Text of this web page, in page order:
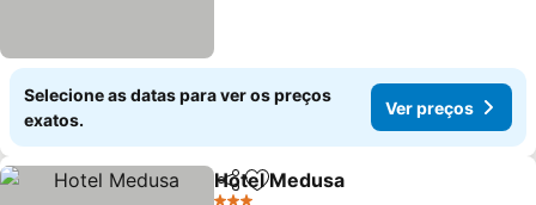
Selecione as datas para ver os preços
exatos.
Ver preços
PartilharAdicionar aos favoritos
Hotel Medusa